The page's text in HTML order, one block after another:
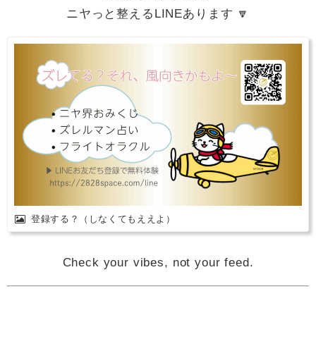
ニヤっと整えるLINEあります 🔽
登録する？（しなくてもええよ）
Check your vibes, not your feed.